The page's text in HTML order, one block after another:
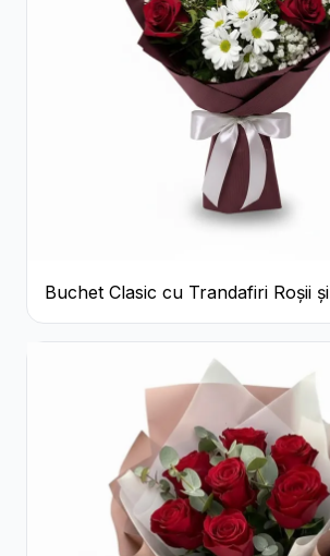
Buchet Clasic cu Trandafiri Roșii și
Crizanteme Albe